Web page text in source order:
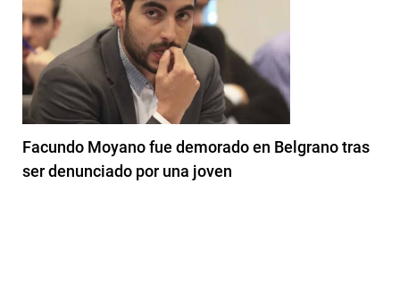
Facundo Moyano fue demorado en Belgrano tras
ser denunciado por una joven